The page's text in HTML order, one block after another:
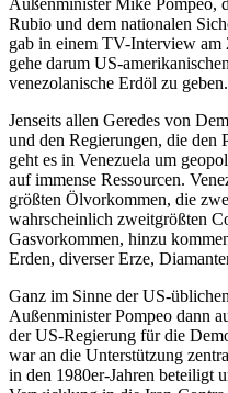
Rubio und dem nationalen
gab in einem TV-Interview am
gehe darum US-
venezolanische Erdöl zu geben.
Jenseits allen Geredes von
und den Regierungen, die den
geht es in Venezuela um
auf immense Ressourcen.
größten Ölvorkommen, die
wahrscheinlich zweitgrößten
Gasvorkommen, hinzu
Erden, diverser Erze,
Ganz im Sinne der US-
Außenminister Pompeo dann
der US-Regierung für die
war an die Unterstützung
in den 1980er-Jahren beteiligt